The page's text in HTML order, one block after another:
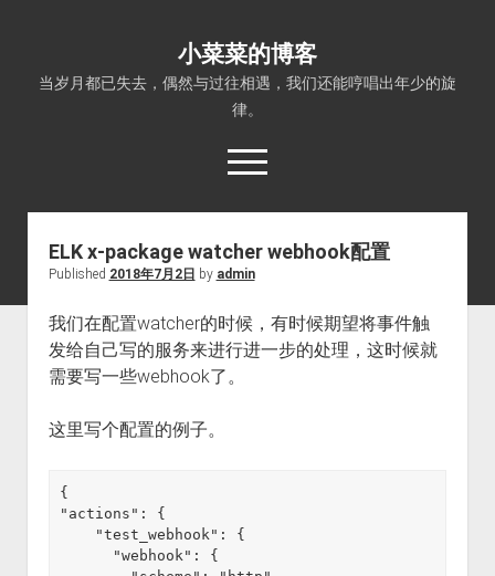
小菜菜的博客
当岁月都已失去，偶然与过往相遇，我们还能哼唱出年少的旋
律。
open
menu
ELK x-package watcher webhook配置
Published 2018年7月2日 by admin
我们在配置watcher的时候，有时候期望将事件触
发给自己写的服务来进行进一步的处理，这时候就
需要写一些webhook了。
这里写个配置的例子。
{
"actions": {